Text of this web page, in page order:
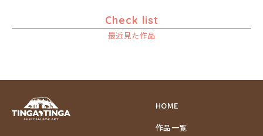
Check list
最近見た作品
HOME
作品一覧